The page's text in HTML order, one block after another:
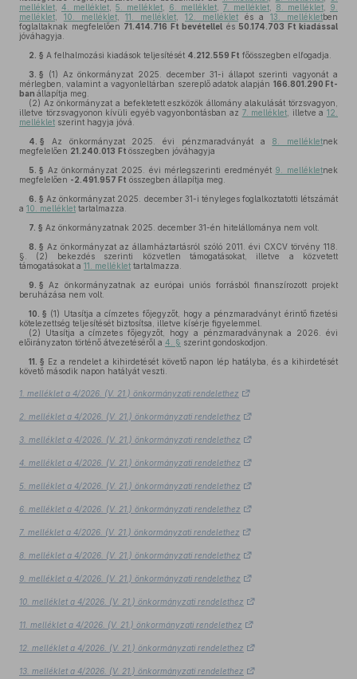
melléklet
4. melléklet 5. melléklet 6. melléklet 7. melléklet 8. melléklet
9.
melléklet
10. melléklet,11. melléklet ,12. mellékletés a13. mellékletben
foglaltaknak megfelelően 71.414.716 Ft bevétellel és 50.174.703 Ft kiadással
jóváhagyja.
2. § A felhalmozási kiadások teljesítését 4.212.559 Ft főösszegben elfogadja.
3. § (1) Az önkormányzat 2025. december 31-i állapot szerinti vagyonát a
mérlegben, valamint a vagyonleltárban szereplő adatok alapján 166.801.290 Ft-
ban állapítja meg.
(2) Az önkormányzat a befektetett eszközök állomány alakulását törzsvagyon,
illetve törzsvagyonon kívüli egyéb vagyonbontásban az 7. melléklet , illetve a12.
melléklet szerint hagyja jóvá.
4. § Az önkormányzat 2025. évi pénzmaradványát a 8. mellékletnek
megfelelően 21.240.013 Ft összegben jóváhagyja
5. § Az önkormányzat 2025. évi mérlegszerinti eredményét 9. mellékletnek
megfelelően -2.491.957 Ft összegben állapítja meg.
6. § Az önkormányzat 2025. december 31-i tényleges foglalkoztatotti létszámát
a 10. melléklet tartalmazza.
7. § Az önkormányzatnak 2025. december 31-én hitelállománya nem volt.
8. § Az önkormányzat az államháztartásról szóló 2011. évi CXCV törvény 118.
§. (2) bekezdés szerinti közvetlen támogatásokat, illetve a közvetett
támogatásokat a 11. melléklet tartalmazza.
9. § Az önkormányzatnak az európai uniós forrásból finanszírozott projekt
beruházása nem volt.
10. § (1) Utasítja a címzetes főjegyzőt, hogy a pénzmaradványt érintő fizetési
kötelezettség teljesítését biztosítsa, illetve kísérje figyelemmel.
(2) Utasítja a címzetes főjegyzőt, hogy a pénzmaradványnak a 2026. évi
előirányzaton történő átvezetéséről a 4. § szerint gondoskodjon.
11. § Ez a rendelet a kihirdetését követő napon lép hatályba, és a kihirdetését
követő második napon hatályát veszti.
1. melléklet a 4/2026. (V. 21.) önkormányzati rendelethez
2. melléklet a 4/2026. (V. 21.) önkormányzati rendelethez
3. melléklet a 4/2026. (V. 21.) önkormányzati rendelethez
4. melléklet a 4/2026. (V. 21.) önkormányzati rendelethez
5. melléklet a 4/2026. (V. 21.) önkormányzati rendelethez
6. melléklet a 4/2026. (V. 21.) önkormányzati rendelethez
7. melléklet a 4/2026. (V. 21.) önkormányzati rendelethez
8. melléklet a 4/2026. (V. 21.) önkormányzati rendelethez
9. melléklet a 4/2026. (V. 21.) önkormányzati rendelethez
10. melléklet a 4/2026. (V. 21.) önkormányzati rendelethez
11. melléklet a 4/2026. (V. 21.) önkormányzati rendelethez
12. melléklet a 4/2026. (V. 21.) önkormányzati rendelethez
13. melléklet a 4/2026. (V. 21.) önkormányzati rendelethez